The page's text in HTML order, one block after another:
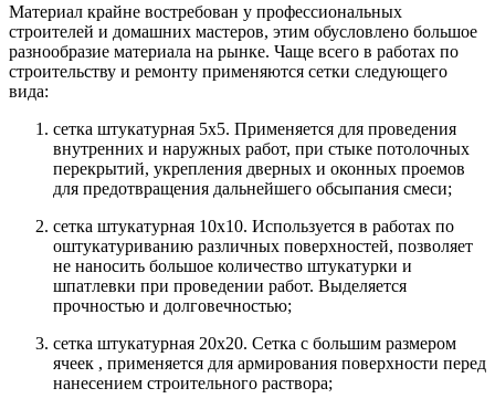
Материал крайне востребован у профессиональных
строителей и домашних мастеров, этим обусловлено большое
разнообразие материала на рынке. Чаще всего в работах по
строительству и ремонту применяются сетки следующего
вида:
сетка штукатурная 5x5. Применяется для проведения
внутренних и наружных работ, при стыке потолочных
перекрытий, укрепления дверных и оконных проемов
для предотвращения дальнейшего обсыпания смеси;
сетка штукатурная 10x10. Используется в работах по
оштукатуриванию различных поверхностей, позволяет
не наносить большое количество штукатурки и
шпатлевки при проведении работ. Выделяется
прочностью и долговечностью;
сетка штукатурная 20x20. Сетка с большим размером
ячеек , применяется для армирования поверхности перед
нанесением строительного раствора;